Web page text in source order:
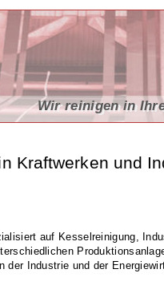
Wir reinigen in
Wir reinigen in
Kraftwerken und
auf Kesselreinigung,
der Industrie und der